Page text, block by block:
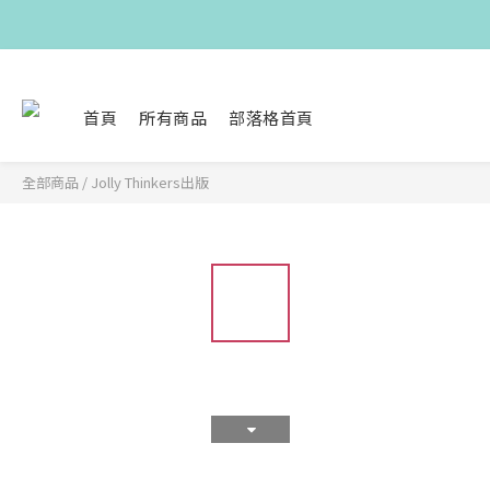
首頁 所有商品 部落格首頁
全部商品 / Jolly Thinkers出版